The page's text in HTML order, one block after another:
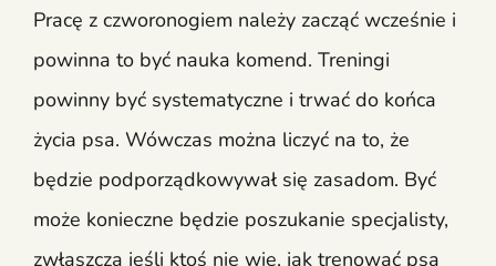
Pracę z czworonogiem należy zacząć wcześnie i
powinna to być nauka komend. Treningi
powinny być systematyczne i trwać do końca
życia psa. Wówczas można liczyć na to, że
będzie podporządkowywał się zasadom. Być
może konieczne będzie poszukanie specjalisty,
zwłaszcza jeśli ktoś nie wie, jak trenować psa